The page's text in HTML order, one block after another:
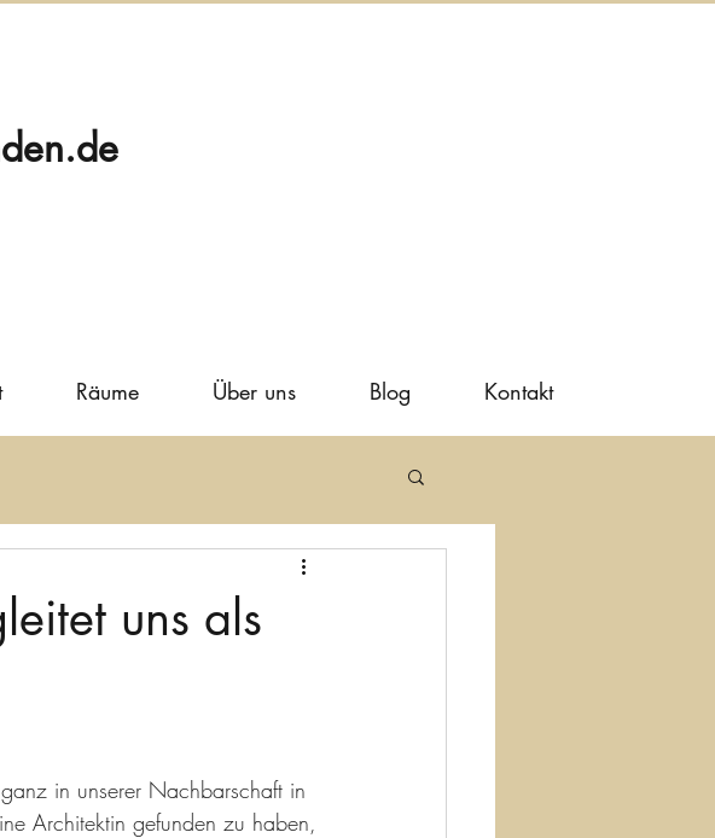
Räume Über uns Blog Kontakt
uns als
in unserer Nachbarschaft in
Architektin gefunden zu haben,